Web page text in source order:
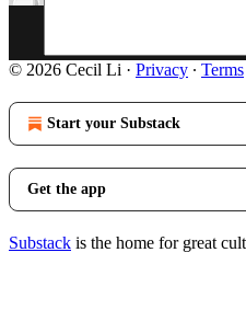
© 2026 Cecil Li · Privacy ∙ Terms
Start your Substack
Get the app
Substack is the home for great